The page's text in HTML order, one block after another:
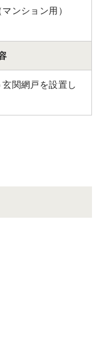
ンション用）
関網戸を設置し